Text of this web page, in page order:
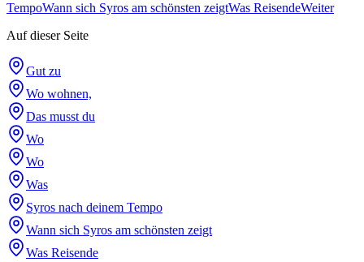
TempoWann sich Syros am schönsten zeigtWas ReisendeWeiter
Auf dieser Seite
Gut zu
Wo wohnen,
Das musst du
Wo
Wo
Was
Syros nach deinem Tempo
Wann sich Syros am schönsten zeigt
Was Reisende